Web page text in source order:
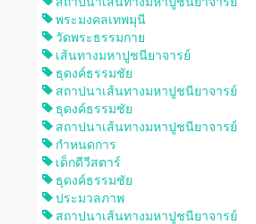
พระมงคลเทพมุนี
วัดพระธรรมกาย
เส้นทางมหาปูชนียาจารย์
ธุดงค์ธรรมชัย
สถาปนาเส้นทางมหาปูชนียาจารย์
ธุดงค์ธรรมชัย
สถาปนาเส้นทางมหาปูชนียาจารย์
กำหนดการ
เด็กดีวีสตาร์
ธุดงค์ธรรมชัย
ประมวลภาพ
สถาปนาเส้นทางมหาปูชนียาจารย์